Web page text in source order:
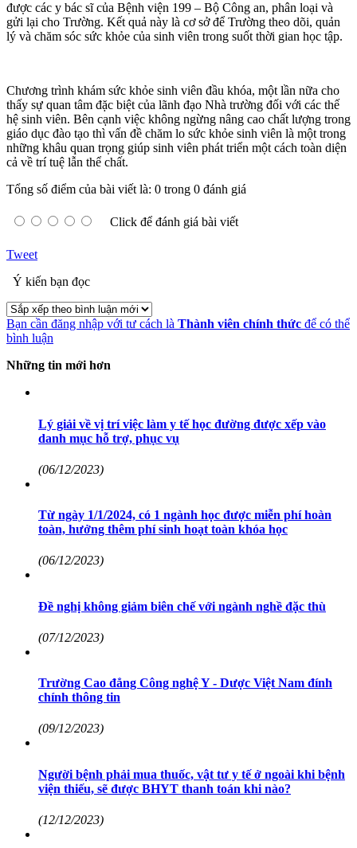
được các y bác sĩ của Bệnh viện 199 – Bộ Công an, phân loại và
gửi lại cho Trường. Kết quả này là cơ sở để Trường theo dõi, quản
lý và chăm sóc sức khỏe của sinh viên trong suốt thời gian học tập.
Chương trình khám sức khỏe sinh viên đầu khóa, một lần nữa cho
thấy sự quan tâm đặc biệt của lãnh đạo Nhà trường đối với các thế
hệ sinh viên. Bên cạnh việc không ngừng nâng cao chất lượng trong
giáo dục đào tạo thì vấn đề chăm lo sức khỏe sinh viên là một trong
những khâu quan trọng giúp sinh viên phát triển một cách toàn diện
cả về trí tuệ lẫn thể chất.
Tổng số điểm của bài viết là: 0 trong 0 đánh giá
Click để đánh giá bài viết
Tweet
Ý kiến bạn đọc
Bạn cần đăng nhập với tư cách là Thành viên chính thức để có thể
bình luận
Những tin mới hơn
Lý giải về vị trí việc làm y tế học đường được xếp vào
danh mục hỗ trợ, phục vụ
(06/12/2023)
Từ ngày 1/1/2024, có 1 ngành học được miễn phí hoàn
toàn, hưởng thêm phí sinh hoạt toàn khóa học
(06/12/2023)
Đề nghị không giảm biên chế với ngành nghề đặc thù
(07/12/2023)
Trường Cao đẳng Công nghệ Y - Dược Việt Nam đính
chính thông tin
(09/12/2023)
Người bệnh phải mua thuốc, vật tư y tế ở ngoài khi bệnh
viện thiếu, sẽ được BHYT thanh toán khi nào?
(12/12/2023)